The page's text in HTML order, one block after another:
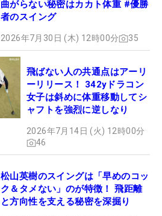
曲がらない秘密はカカト体重 #優勝
者のスイング
2026年7月30日 (木) 12時00分 35
飛ばない人の共通点はアーリ
ーリリース！ 342yドラコン
女子は斜めに体重移動してシ
ャフトを強烈に逆しなり
2026年7月14日 (火) 12時00分
46
松山英樹のスイングは「早めのコッ
ク＆タメない」のが特徴！ 飛距離
と方向性を支える秘密を深掘り